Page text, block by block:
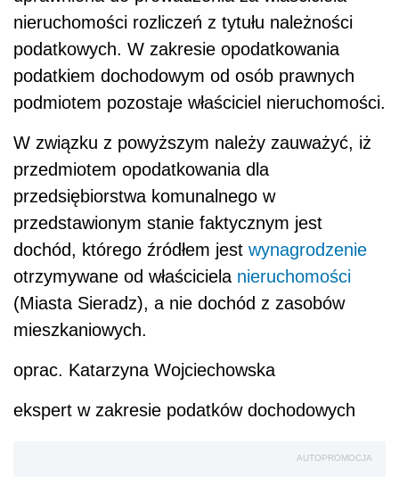
nieruchomości rozliczeń z tytułu należności
podatkowych. W zakresie opodatkowania
podatkiem dochodowym od osób prawnych
podmiotem pozostaje właściciel nieruchomości.
W związku z powyższym należy zauważyć, iż
przedmiotem opodatkowania dla
przedsiębiorstwa komunalnego w
przedstawionym stanie faktycznym jest
dochód, którego źródłem jest wynagrodzenie
otrzymywane od właściciela nieruchomości
(Miasta Sieradz), a nie dochód z zasobów
mieszkaniowych.
oprac. Katarzyna Wojciechowska
ekspert w zakresie podatków dochodowych
AUTOPROMOCJA